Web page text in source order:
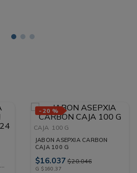
- 20 %
CAJA 100 G
JABON ASEPXIA CARBON
CAJA 100 G
$16.037 $20.046
G $160,37